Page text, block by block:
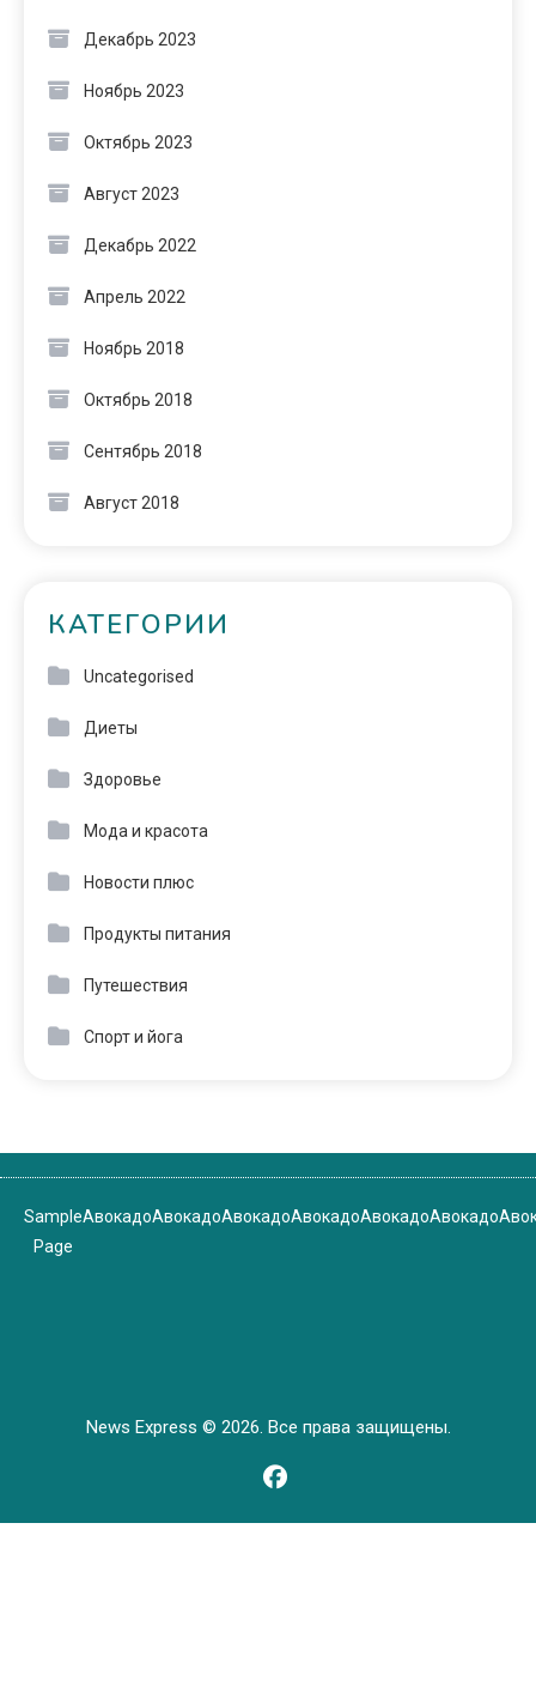
Декабрь 2023
Ноябрь 2023
Октябрь 2023
Август 2023
Декабрь 2022
Апрель 2022
Ноябрь 2018
Октябрь 2018
Сентябрь 2018
Август 2018
КАТЕГОРИИ
Uncategorised
Диеты
Здоровье
Мода и красота
Новости плюс
Продукты питания
Путешествия
Спорт и йога
Sample
Page
АвокадоАвокадоАвокадоАвокадоАвокадоАвокадо
News Express © 2026. Все права защищены.